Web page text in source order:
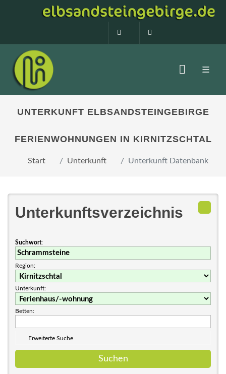
0160 99873408
UNTERKUNFT ELBSANDSTEINGEBIRGE
FERIENWOHNUNGEN IN KIRNITZSCHTAL
Start Unterkunft Unterkunft Datenbank
Unterkunftsverzeichnis
Suchwort:
Region:
Unterkunft:
Betten:
Erweiterte Suche